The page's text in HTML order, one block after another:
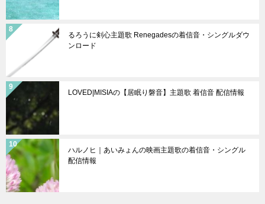
るろうに剣心主題歌 Renegadesの着信音・シングルダウ
ンロード
LOVED|MISIAの【居眠り磐音】主題歌 着信音 配信情報
ハルノヒ｜あいみょんの映画主題歌の着信音・シングル
配信情報